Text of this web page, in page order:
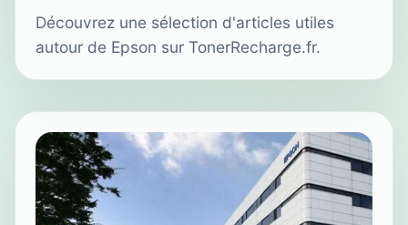
Découvrez une sélection d'articles utiles
autour de Epson sur TonerRecharge.fr.